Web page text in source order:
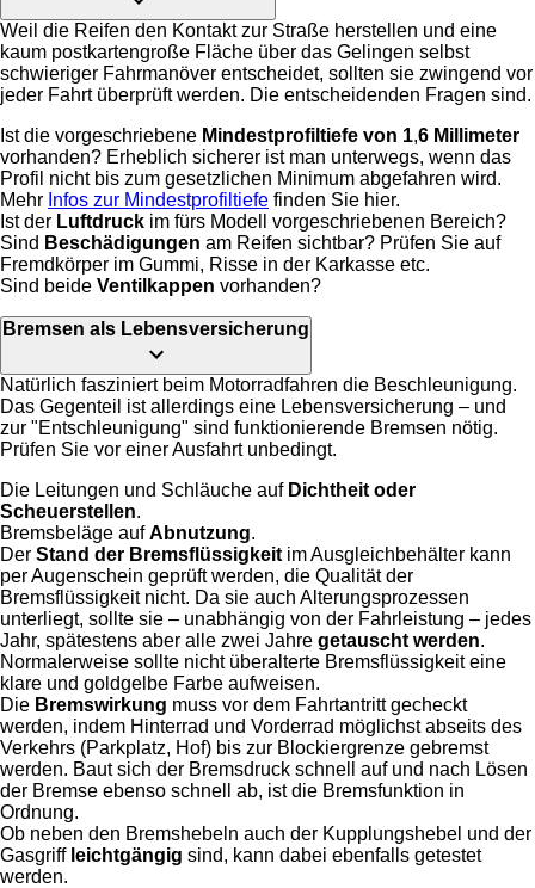
Weil die Reifen den Kontakt zur Straße herstellen und eine
kaum postkartengroße Fläche über das Gelingen selbst
schwieriger Fahrmanöver entscheidet, sollten sie zwingend vor
jeder Fahrt überprüft werden. Die entscheidenden Fragen sind.
Ist die vorgeschriebene Mindestprofiltiefe von 1,6 Millimeter
vorhanden? Erheblich sicherer ist man unterwegs, wenn das
Profil nicht bis zum gesetzlichen Minimum abgefahren wird.
Mehr Infos zur Mindestprofiltiefe finden Sie hier.
Ist der Luftdruck im fürs Modell vorgeschriebenen Bereich?
Sind Beschädigungen am Reifen sichtbar? Prüfen Sie auf
Fremdkörper im Gummi, Risse in der Karkasse etc.
Sind beide Ventilkappen vorhanden?
Bremsen als Lebensversicherung
Natürlich fasziniert beim Motorradfahren die Beschleunigung.
Das Gegenteil ist allerdings eine Lebensversicherung – und
zur "Entschleunigung" sind funktionierende Bremsen nötig.
Prüfen Sie vor einer Ausfahrt unbedingt.
Die Leitungen und Schläuche aufDichtheit oder
Scheuerstellen.
Bremsbeläge aufAbnutzung.
Der Stand der Bremsflüssigkeit im Ausgleichbehälter kann
per Augenschein geprüft werden, die Qualität der
Bremsflüssigkeit nicht. Da sie auch Alterungsprozessen
unterliegt, sollte sie – unabhängig von der Fahrleistung – jedes
Jahr, spätestens aber alle zwei Jahre getauscht werden.
Normalerweise sollte nicht überalterte Bremsflüssigkeit eine
klare und goldgelbe Farbe aufweisen.
Die Bremswirkung muss vor dem Fahrtantritt gecheckt
werden, indem Hinterrad und Vorderrad möglichst abseits des
Verkehrs (Parkplatz, Hof) bis zur Blockiergrenze gebremst
werden. Baut sich der Bremsdruck schnell auf und nach Lösen
der Bremse ebenso schnell ab, ist die Bremsfunktion in
Ordnung.
Ob neben den Bremshebeln auch der Kupplungshebel und der
Gasgriffleichtgängig sind, kann dabei ebenfalls getestet
werden.